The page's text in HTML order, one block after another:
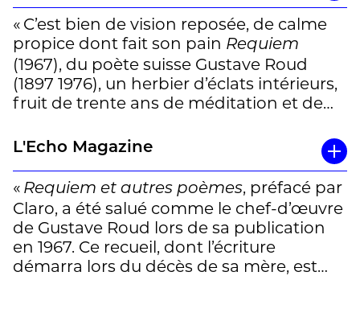
ordonnés selon le désir de l’auteur. »
Une chronique de Noé Gaillard à lire
« C’est bien de vision reposée, de calme
propice dont fait son pain Requiem
(1967), du poète suisse Gustave Roud
(1897 1976), un herbier d’éclats intérieurs,
fruit de trente ans de méditation et de
Claro, écrit: «A la consommation des
siècles, le poète oppose la consumation
des jours, en une gerbe aussi savante
que fiévreuse – que seule la neige de la
page a le pouvoir d’apaiser.» » François
Angelier
L'Echo Magazine
« Requiem et autres poèmes, préfacé par
Claro, a été salué comme le chef-d’œuvre
de Gustave Roud lors de sa publication
en 1967. Ce recueil, dont l’écriture
démarra lors du décès de sa mère, est